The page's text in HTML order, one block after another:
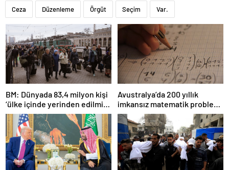
Ceza Düzenleme Örgüt Seçim Var.
BM: Dünyada 83,4 milyon kişi
‘ülke içinde yerinden edilmiş’
olarak yaşıyor
Avustralya’da 200 yıllık
imkansız matematik problemi
çözüldü